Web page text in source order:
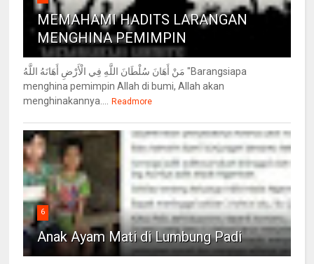
MEMAHAMI HADITS LARANGAN
MENGHINA PEMIMPIN
مَنْ أَهَانَ سُلْطَانَ اللَّهِ فِي الْأَرْضِ أَهَانَهُ اللَّهُ "Barangsiapa
menghina pemimpin Allah di bumi, Allah akan
menghinakannya....
Readmore
6
Anak Ayam Mati di Lumbung Padi